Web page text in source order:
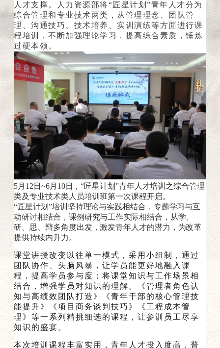
人才支撑。人力资源部将“匠星计划”青年人才分为
综合管理和专业技术两类，从管理理念、团队管
理、沟通技巧、技术培养、实训演练等方面进行课
程培训，不断加强理论学习，提高综合素质，锤炼
过硬本领。
5月12日~6月10日，“匠星计划”青年人才培训之综合管理
类及专业技术类人员培训班第一次课程开启。
“匠星计划”培训坚持理论与实践相结合，专题学习与互
动研讨相结合，课例研究与工作实际相结合，从学、
研、思、辩多角度出发，激发青年人才的潜力，为改革
提供持续内升力。
课堂讲授改变以往单一模式，采用小组制，通过
团队协作、头脑风暴，让学员能更好地融入课
程，提高学员参与度；将课堂知识与工作场景相
结合，增强学员对知识的理解。《管理者角色认
知与高绩效团队打造》《青年干部的核心管理技
能提升》《项目商务谈判技巧》《工程成本管
理》等一系列精挑细选的课程，让参训员工尽享
知识的盛宴。
本次培训课程丰富实用，青年人才投入度高，普